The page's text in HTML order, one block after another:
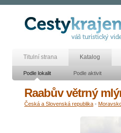
Titulní strana Katalog
Podle lokalit Podle aktivit
Raabův větrný
Česká a Slovenská republika -